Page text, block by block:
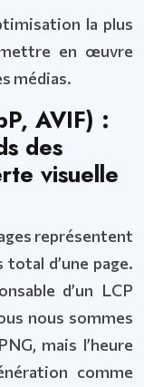
la plus
en œuvre
médias.
AVIF) :
des
visuelle
représentent
d’une page.
d’un LCP
nous sommes
mais l’heure
comme